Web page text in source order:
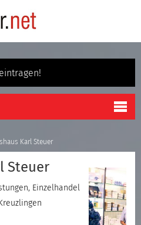
eintragen!
Karl Steuer
Steuer
, Einzelhandel